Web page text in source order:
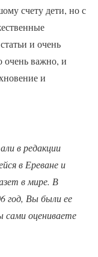
счету дети, но с
и очень
очень важно, и
и
в редакции
в Ереване и
в мире. В
год, Вы были ее
оцениваете